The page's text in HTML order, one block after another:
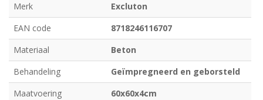
Merk
Excluton
EAN code
8718246116707
Materiaal
Beton
Behandeling
Geïmpregneerd en geborsteld
Maatvoering
60x60x4cm